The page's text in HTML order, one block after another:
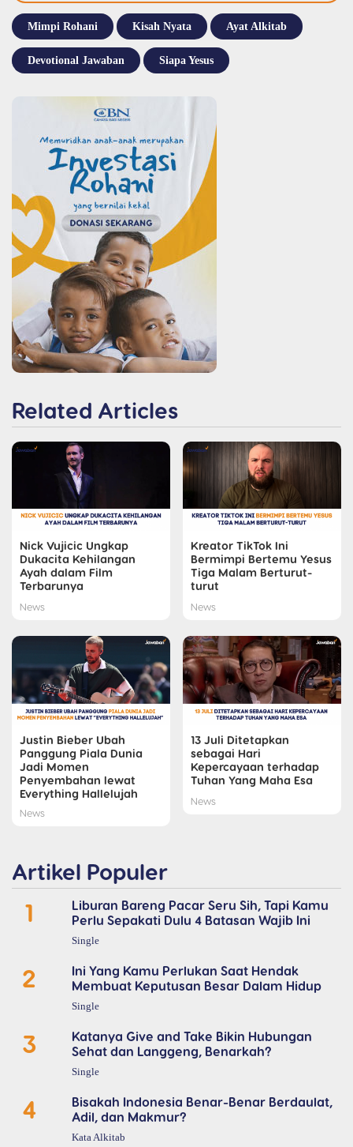
Mimpi Rohani Kisah Nyata Ayat Alkitab
Devotional Jawaban Siapa Yesus
Related Articles
Nick Vujicic Ungkap
Dukacita Kehilangan
Ayah dalam Film
Terbarunya
News
Kreator TikTok Ini
Bermimpi Bertemu Yesus
Tiga Malam Berturut-
turut
News
Justin Bieber Ubah
Panggung Piala Dunia
Jadi Momen
Penyembahan lewat
Everything Hallelujah
News
13 Juli Ditetapkan
sebagai Hari
Kepercayaan terhadap
Tuhan Yang Maha Esa
News
Artikel Populer
1
Liburan Bareng Pacar Seru Sih, Tapi Kamu
Perlu Sepakati Dulu 4 Batasan Wajib Ini
Single
2
Ini Yang Kamu Perlukan Saat Hendak
Membuat Keputusan Besar Dalam Hidup
Single
3
Katanya Give and Take Bikin Hubungan
Sehat dan Langgeng, Benarkah?
Single
4
Bisakah Indonesia Benar-Benar Berdaulat,
Adil, dan Makmur?
Kata Alkitab